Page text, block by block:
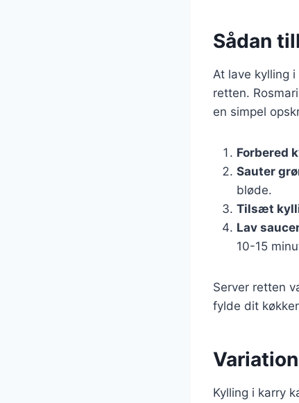
Sådan
At lave kylling
retten.
en simpel
Forbered
Sauter
bløde.
Tilsæt
Lav
10-15
Server retten
fylde dit
Kylling i karry